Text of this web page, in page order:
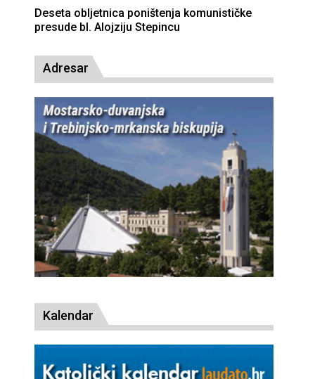
Deseta obljetnica poništenja komunističke
presude bl. Alojziju Stepincu
Adresar
Kalendar